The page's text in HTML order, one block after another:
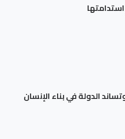
الدولة في بناء الإنسان